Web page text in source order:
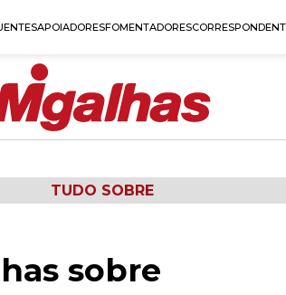
APOIADORESFOMENTADORES
TUDO SOBRE
sobre